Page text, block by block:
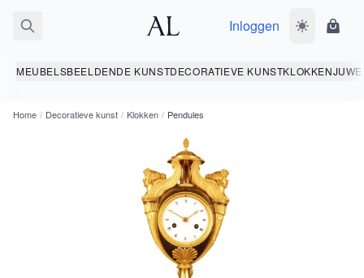
Inloggen Wissel
MEUBELSBEELDENDE KUNSTDECORATIEVE KUNSTKLOKKEN
Home / Decoratieve kunst / Klokken / Pendules